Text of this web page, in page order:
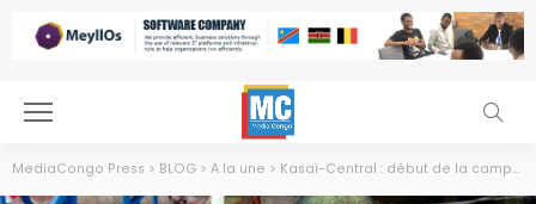
MediaCongo Press > BLOG > A la une > Kasaï-Central : début de la campagne de vaccination contre la poliomyélite dans les 26 zones de santé